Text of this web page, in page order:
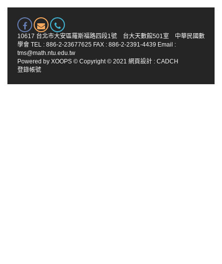
10617 台北市大安區羅斯福路四段1號 台大天數館501室 中華民國數
學會 TEL : 886-2-23677625 FAX : 886-2-2391-4439 Email :
tms@math.ntu.edu.tw
Powered by XOOPS © Copyright © 2021 網頁設計 : CADCH
登錄帳號